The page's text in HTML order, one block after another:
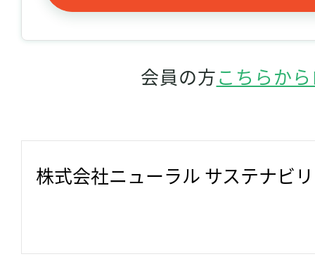
会員の方こちらか
株式会社ニューラル サステナビ